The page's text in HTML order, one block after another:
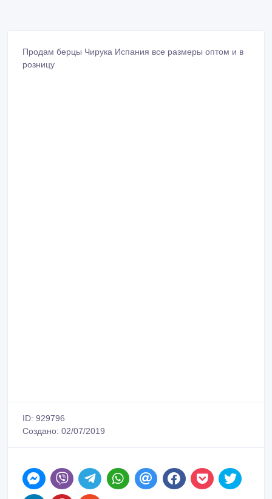
Продам берцы Чирука Испания все размеры оптом и в
розницу
ID: 929796
Создано: 02/07/2019